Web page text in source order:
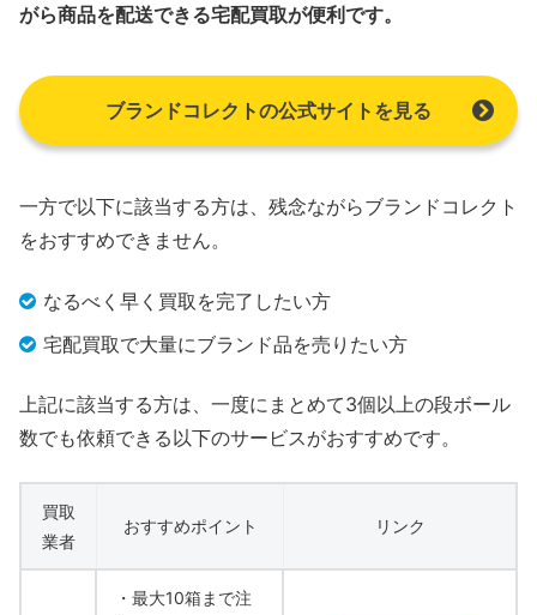
がら商品を配送できる宅配買取が便利です。
ブランドコレクトの公式サイトを見る
一方で以下に該当する方は、残念ながらブランドコレクト
をおすすめできません。
なるべく早く買取を完了したい方
宅配買取で大量にブランド品を売りたい方
上記に該当する方は、一度にまとめて3個以上の段ボール
数でも依頼できる以下のサービスがおすすめです。
買取
業者
おすすめポイント リンク
・最大10箱まで注